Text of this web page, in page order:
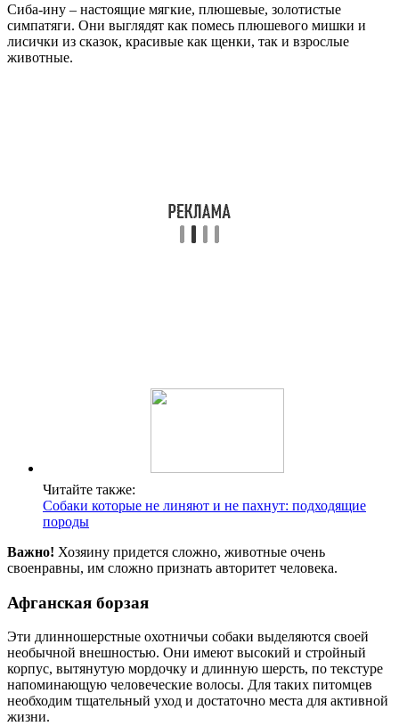
Сиба-ину – настоящие мягкие, плюшевые, золотистые
симпатяги. Они выглядят как помесь плюшевого мишки и
лисички из сказок, красивые как щенки, так и взрослые
животные.
Читайте также:
Собаки которые не линяют и не пахнут: подходящие
породы
Важно! Хозяину придется сложно, животные очень
своенравны, им сложно признать авторитет человека.
Афганская борзая
Эти длинношерстные охотничьи собаки выделяются своей
необычной внешностью. Они имеют высокий и стройный
корпус, вытянутую мордочку и длинную шерсть, по текстуре
напоминающую человеческие волосы. Для таких питомцев
необходим тщательный уход и достаточно места для активной
жизни.